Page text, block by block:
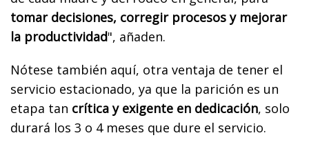
tomar decisiones, corregir procesos y mejorar
la productividad", añaden.
Nótese también aquí, otra ventaja de tener el
servicio estacionado, ya que la parición es un
etapa tan crítica y exigente en dedicación, solo
durará los 3 o 4 meses que dure el servicio.